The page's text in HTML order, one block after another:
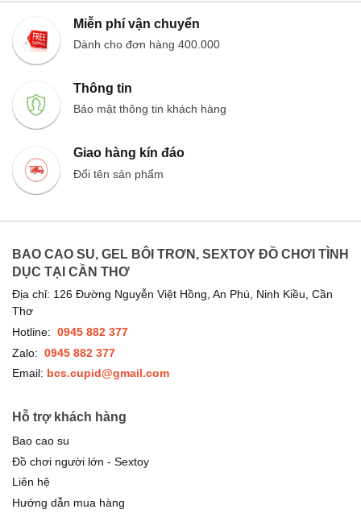
Miễn phí vận chuyển
Dành cho đơn hàng 400.000
Thông tin
Bảo mật thông tin khách hàng
Giao hàng kín đáo
Đổi tên sản phẩm
BAO CAO SU, GEL BÔI TRƠN, SEXTOY ĐỒ CHƠI TÌNH
DỤC TẠI CẦN THƠ
Địa chỉ: 126 Đường Nguyễn Việt Hồng, An Phú, Ninh Kiều, Cần
Thơ
Hotline: 0945 882 377
Zalo: 0945 882 377
Email: bcs.cupid@gmail.com
Hỗ trợ khách hàng
Bao cao su
Đồ chơi người lớn - Sextoy
Liên hệ
Hướng dẫn mua hàng